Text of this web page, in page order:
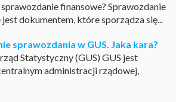
finansowe? Sprawozdanie
dokumentem, które sporządza się...
sprawozdania w GUS. Jaka kara?
Statystyczny (GUS) GUS jest
administracji rządowej,